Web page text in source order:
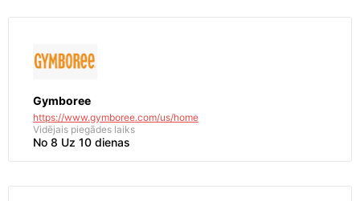
Gymboree
https://www.gymboree.com/us/home
Vidējais piegādes laiks
No 8 Uz 10 dienas